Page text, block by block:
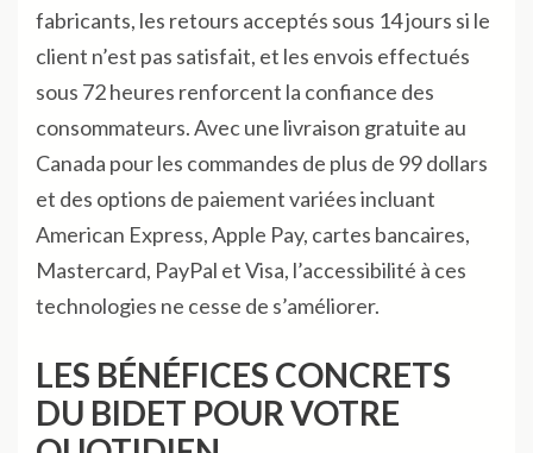
fabricants, les retours acceptés sous 14 jours si le
client n’est pas satisfait, et les envois effectués
sous 72 heures renforcent la confiance des
consommateurs. Avec une livraison gratuite au
Canada pour les commandes de plus de 99 dollars
et des options de paiement variées incluant
American Express, Apple Pay, cartes bancaires,
Mastercard, PayPal et Visa, l’accessibilité à ces
technologies ne cesse de s’améliorer.
LES BÉNÉFICES CONCRETS
DU BIDET POUR VOTRE